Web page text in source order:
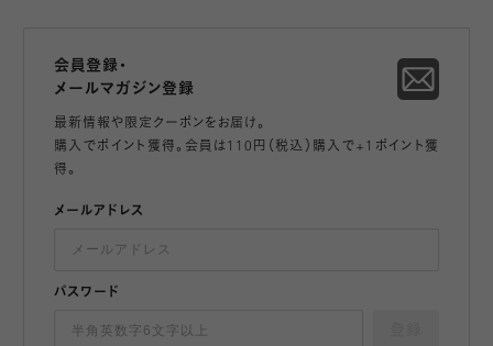
会員登録・
メールマガジン登録
最新情報や限定クーポンをお届け。
購入でポイント獲得。会員は110円（税込）購入で+1ポイント獲
得。
メールアドレス
パスワード